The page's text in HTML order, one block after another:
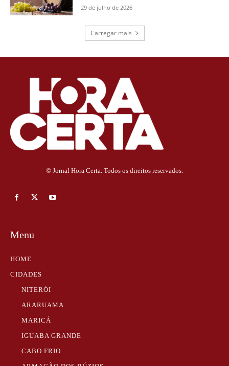
29 de julho de 2026
Carregar mais
© Jornal Hora Certa. Todos os direitos reservados.
Menu
HOME
CIDADES
NITERÓI
ARARUAMA
MARICÁ
IGUABA GRANDE
CABO FRIO